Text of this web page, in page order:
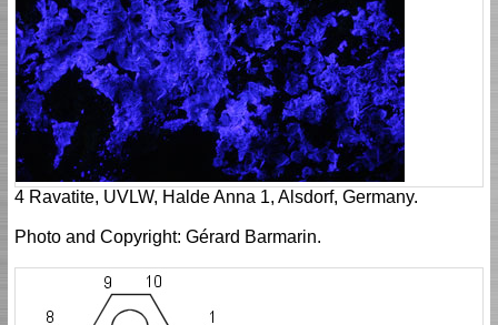
4 Ravatite, UVLW, Halde Anna 1, Alsdorf, Germany.
Photo and Copyright: Gérard Barmarin.